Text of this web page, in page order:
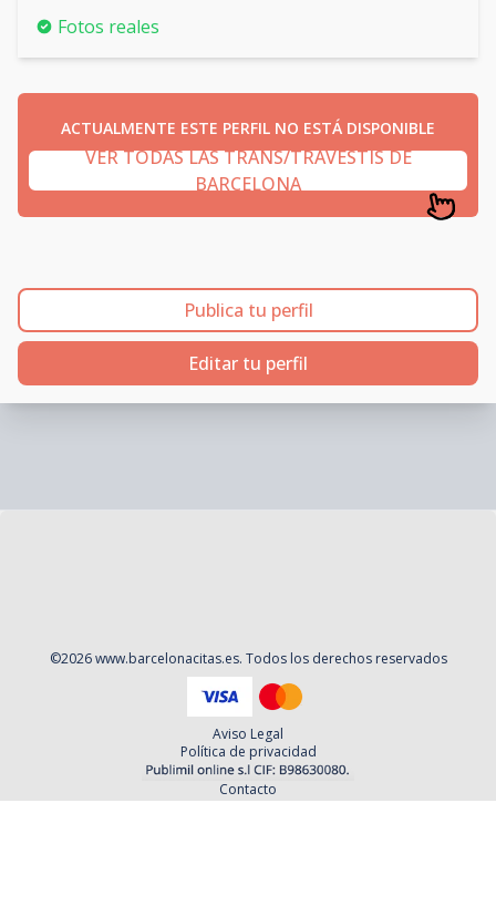
Fotos reales
ACTUALMENTE ESTE PERFIL NO ESTÁ DISPONIBLE
VER TODAS LAS TRANS/TRAVESTIS DE
BARCELONA
Publica tu perfil
Editar tu perfil
©2026 www.barcelonacitas.es. Todos los derechos reservados
Aviso Legal
Política de privacidad
Contacto
Cookies